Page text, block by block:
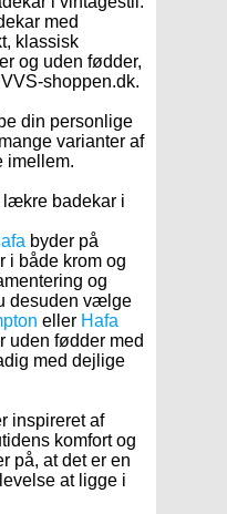
med
klassisk
og uden fødder,
shoppen.dk.
din personlige
varianter af
imellem.
lækre badekar i
byder på
i både krom og
og
desuden vælge
eller Hafa
uden fødder med
med dejlige
inspireret af
komfort og
på, at det er en
at ligge i